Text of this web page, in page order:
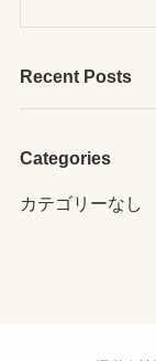
Recent Posts
Categories
カテゴリーなし